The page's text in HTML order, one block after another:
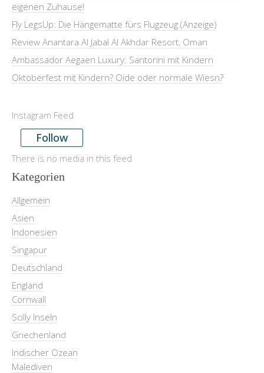
eigenen Zuhause!
Fly LegsUp: Die Hängematte fürs Flugzeug (Anzeige)
Review Anantara Al Jabal Al Akhdar Resort, Oman
Ambassador Aegaen Luxury: Santorini mit Kindern
Oktoberfest mit Kindern? Oide oder normale Wiesn?
Instagram Feed
Follow
There is no media in this feed
Kategorien
Allgemein
Asien
Indonesien
Singapur
Deutschland
England
Cornwall
Scilly Inseln
Griechenland
Indischer Ozean
Malediven